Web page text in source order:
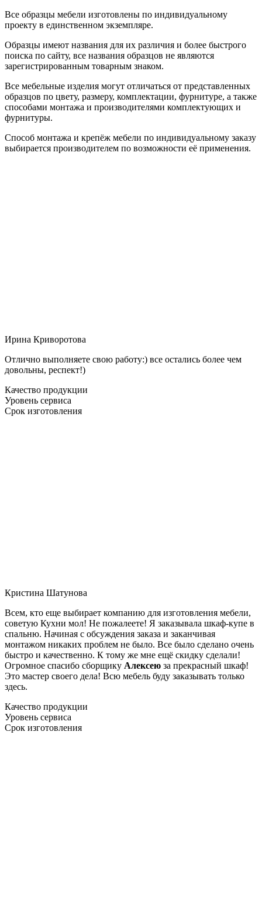
Все образцы мебели изготовлены по индивидуальному
проекту в единственном экземпляре.
Образцы имеют названия для их различия и более быстрого
поиска по сайту, все названия образцов не являются
зарегистрированным товарным знаком.
Все мебельные изделия могут отличаться от представленных
образцов по цвету, размеру, комплектации, фурнитуре, а также
способами монтажа и производителями комплектующих и
фурнитуры.
Способ монтажа и крепёж мебели по индивидуальному заказу
выбирается производителем по возможности её применения.
Ирина Криворотова
Отлично выполняете свою работу:) все остались более чем
довольны, респект!)
Качество продукции
Уровень сервиса
Срок изготовления
Кристина Шатунова
Всем, кто еще выбирает компанию для изготовления мебели,
советую Кухни мол! Не пожалеете! Я заказывала шкаф-купе в
спальню. Начиная с обсуждения заказа и заканчивая
монтажом никаких проблем не было. Все было сделано очень
быстро и качественно. К тому же мне ещё скидку сделали!
Огромное спасибо сборщику Алексею за прекрасный шкаф!
Это мастер своего дела! Всю мебель буду заказывать только
здесь.
Качество продукции
Уровень сервиса
Срок изготовления